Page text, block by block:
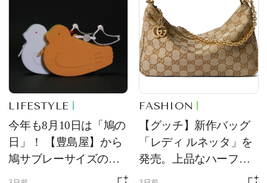
LIFESTYLE
今年も8月10日は「鳩の
日」！ 【豊島屋】から
鳩サブレーサイズのポ
ーチ「はとっこ」を限
FASHION
【グッチ】新作バッグ
「レディ ルネッタ」を
発売。上品なハーフム
ーン型がスタイリング